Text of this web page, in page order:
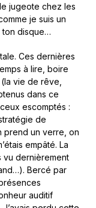
jugeote chez les
je suis un
ton disque…
Ces dernières
à lire, boire
vie de rêve,
dans ce
escomptés :
de
prend un verre, on
empâté. La
vu dernièrement
Bercé par
auditif